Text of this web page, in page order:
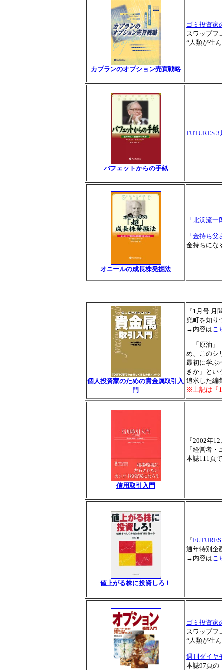
カプランのオプション売買戦略
ゴミ投資家
スワップフ
“人類が生
バフェットからの手紙
FUTURES 3
オニールの成長株発掘法
「北浜流
「金持ち
金持ちにな
個人投資家のための貴金属取引入
門
『1月号 月
兜町を知り
→内容はこ
「原油」
め、このシ
最初に学ぶ
きか」とい
追求した編
※上記は『1
信用取引入門
『2002年
「経営者
本誌111頁
値上がる株に投資しろ！
『
通年特別企
→内容はこ
ゴミ投資家
スワップフ
“人類が生
週刊ダイ
本誌97頁の